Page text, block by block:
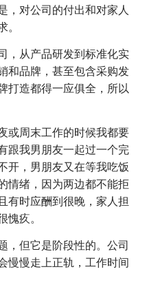
，对公司的付出和对家人
。
，从产品研发到标准化实
和品牌，甚至包含采购发
打造都得一应俱全，所以
或周末工作的时候我都要
跟我男朋友一起过一个完
开，男朋友又在等我吃饭
情绪，因为两边都不能拒
有时应酬到很晚，家人担
愧疚。
，但它是阶段性的。公司
慢慢走上正轨，工作时间